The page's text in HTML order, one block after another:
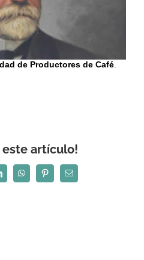
de Productores de Café
artículo!
WhatsAppPinterestCorreo
electrónico